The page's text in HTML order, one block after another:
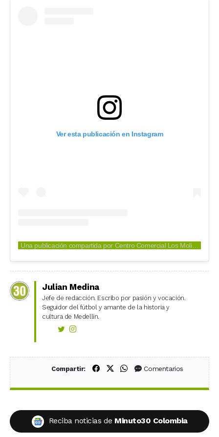
Ver esta publicación en Instagram
Una publicación compartida por Centro Comercial Los Molinos (@losmolinoscc)
Julian Medina
Jefe de redacción. Escribo por pasión y vocación.
Seguidor del fútbol y amante de la historia y
cultura de Medellín.
Compartir: Compartir en Facebook
Compartir en X (Twitter)
Compartir en WhatsApp
Comentarios
Reciba noticias de Minuto30 Colombia